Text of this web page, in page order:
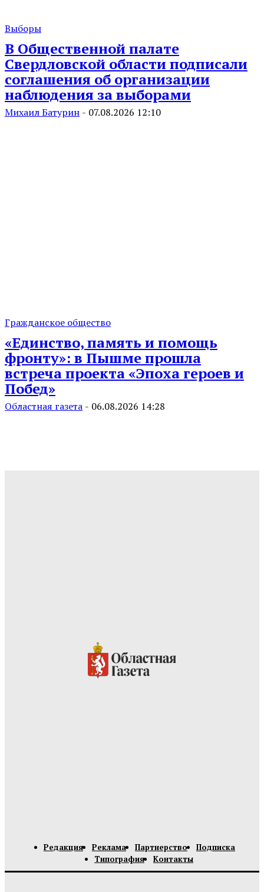
Выборы
В Общественной палате
Свердловской области подписали
соглашения об организации
наблюдения за выборами
Михаил Батурин - 07.08.2026 12:10
Гражданское общество
«Единство, память и помощь
фронту»: в Пышме прошла
встреча проекта «Эпоха героев и
Побед»
Областная газета - 06.08.2026 14:28
Редакция Реклама Партнерство
Подписка
Типография
Контакты